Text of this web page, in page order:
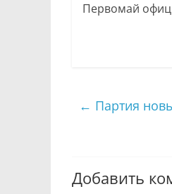
Первомай
← Партия
Добавить